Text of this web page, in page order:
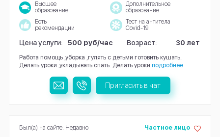
Высшее
образование
Дополнительное
образование
Есть
рекомендации
Тест на антитела
Covid-19
Цена услуги: 500 руб/час Возраст: 30 лет
Работа помощь ,уборка ,гулять с детьми готовить кушать.
Делать уроки ,укладывать спать. Делать уроки подробнее
Пригласить в чат
Частное лицо
Был(а) на сайте: Недавно